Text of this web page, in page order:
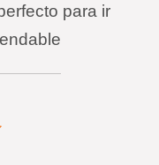
para ir